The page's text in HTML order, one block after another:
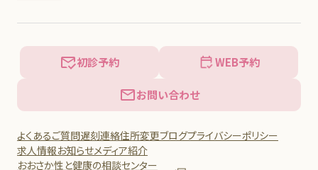
初診予約 WEB予約
お問い合わせ
よくあるご質問遅刻連絡住所変更ブログプライバシーポリシー
求人情報お知らせメディア紹介
おおさか性と健康の相談センター